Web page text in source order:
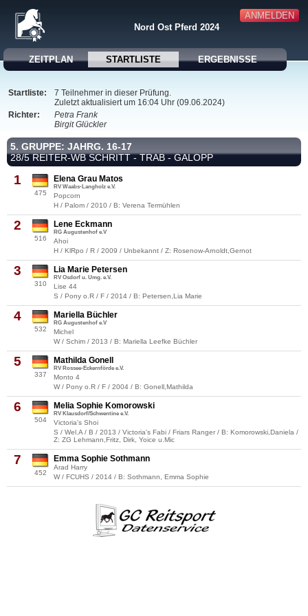
ANMELDEN
Nord Ost Pferd 2024
ZEITPLAN STARTLISTE ERGEBNISSE
Startliste:
7 Teilnehmer in dieser Prüfung.
Zuletzt aktualisiert um 16:04 Uhr (09.06.2024)
Richter:
Petra Frank
Birgit Glückler
5. GRUPPE: JAHRG. 16-17
28/5 REITER-WB SCHRITT - TRAB - GALOPP
1
475
Elena Grau Matos
RV Waabs-Langholz e.V.
Popcorn
H / Palom / 2010 / B: Verena Termühlen
2
516
Lene Eckmann
RG Augustenhof e.V
Ahoi
H / KlRpo / R / 2009 / Unbekannt / Z: Rosenow-Arnoldt,Gernot
3
310
Lia Marie Petersen
RV Osdorf u. Umg. e.V.
Lise 44
S / Pony o.R / F / 2014 / B: Petersen,Lia Marie
4
532
Mariella Büchler
RG Augustenhof e.V
Michel
W / Schim / 2013 / B: Mariella Leefke Büchler
5
337
Mathilda Gonell
RV Rossee-Eckernförde e.V.
Monto 4
W / Pony o.R / F / 2004 / B: Gonell,Mathilda
6
504
Melia Sophie Komorowski
RV Klausdorf/Schwentine e.V.
Victoria's Shoi
S / Wel.A / B / 2013 / Victoria's Fabi / Friars Ranger / B: Komorowski,Daniela /
Z: ZG Lehmann,Fritz, Dirk, Yoice u.Mic
7
452
Emma Sophie Sothmann
Arad Harry
W / FCUHS / 2014 / B: Sothmann, Emma Sophie